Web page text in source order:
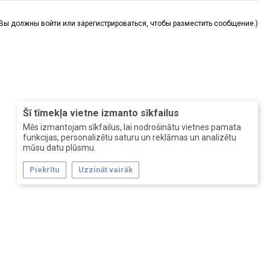
Šī tīmekļa vietne izmanto sīkfailus
Mēs izmantojam sīkfailus, lai nodrošinātu vietnes pamata
funkcijas, personalizētu saturu un reklāmas un analizētu
mūsu datu plūsmu.
Piekrītu Uzzināt vairāk
должны войти или зарегистрироваться, чтобы разместить сообщение.)